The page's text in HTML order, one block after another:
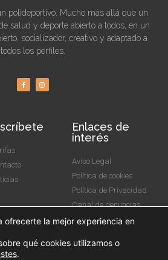
polideportivo. Mucho más allá que un
salud y deporte abierto a todos, en un
socializador, creativo y adaptado a
todos los perfiles.
Enlaces de
interés
Aviso Legal
Política de cookies
Política de Privacidad
Canal de denuncias
ofrecerte la mejor experiencia en
qué cookies utilizamos o
.